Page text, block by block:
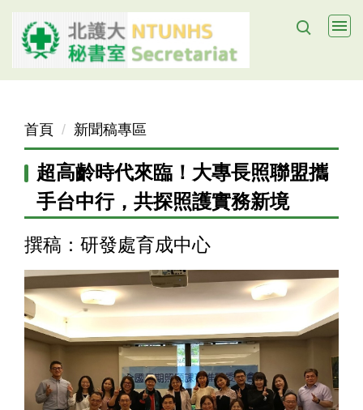
跳
到
要
首頁 新聞稿專區
超高齡時代來臨！大專長照聯盟攜
手台中行，共探照護實務新境
撰稿：研發處育成中心